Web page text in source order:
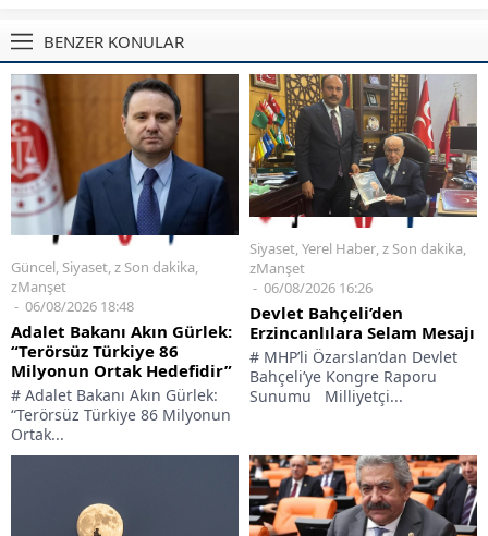
BENZER KONULAR
Güncel, Siyaset,z Son dakika,
zManşet
06/08/2026 18:48
Adalet Bakanı Akın Gürlek:
“Terörsüz Türkiye 86
Milyonun Ortak Hedefidir”
# Adalet Bakanı Akın Gürlek:
“Terörsüz Türkiye 86 Milyonun
Ortak...
Siyaset Yerel Haber z Son dakika
zManşet
06/08/2026 16:26
Devlet Bahçeli’den
Erzincanlılara Selam Mesajı
# MHP’li Özarslan’dan Devlet
Bahçeli’ye Kongre Raporu
Sunumu Milliyetçi...